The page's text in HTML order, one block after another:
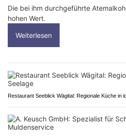
Die bei ihm durchgeführte
hohen Wert.
Weiterlesen
Restaurant Seeblick Wägital: Regionale Küche in